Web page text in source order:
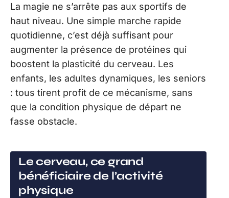
La magie ne s’arrête pas aux sportifs de
haut niveau. Une simple marche rapide
quotidienne, c’est déjà suffisant pour
augmenter la présence de protéines qui
boostent la plasticité du cerveau. Les
enfants, les adultes dynamiques, les seniors
: tous tirent profit de ce mécanisme, sans
que la condition physique de départ ne
fasse obstacle.
Le cerveau, ce grand
bénéficiaire de l’activité
physique